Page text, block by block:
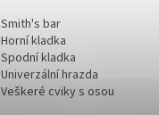
Smith's bar
Horní kladka
Spodní kladka
Univerzální hrazda
Veškeré cviky s osou